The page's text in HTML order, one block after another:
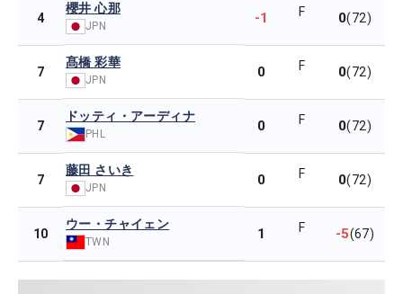
4
櫻井 心那
JPN -1 F 0(72)
7
髙橋 彩華
JPN 0 F 0(72)
7
ドッティ・アーディナ
PHL 0 F 0(72)
7
藤田 さいき
JPN 0 F 0(72)
10
ウー・チャイェン
TWN 1 F -5(67)